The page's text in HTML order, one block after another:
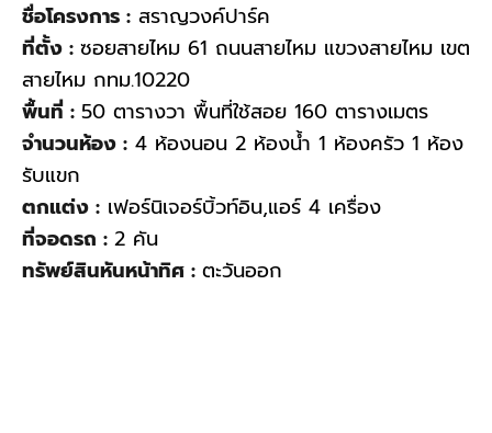
ชื่อโครงการ : สราญวงค์ปาร์ค
ที่ตั้ง : ซอยสายไหม 61 ถนนสายไหม แขวงสายไหม เขต
สายไหม กทม.10220
พื้นที่ : 50 ตารางวา พื้นที่ใช้สอย 160 ตารางเมตร
จำนวนห้อง : 4 ห้องนอน 2 ห้องน้ำ 1 ห้องครัว 1 ห้อง
รับแขก
ตกแต่ง : เฟอร์นิเจอร์บิ้วท์อิน,แอร์ 4 เครื่อง
ที่จอดรถ : 2 คัน
ทรัพย์สินหันหน้าทิศ : ตะวันออก